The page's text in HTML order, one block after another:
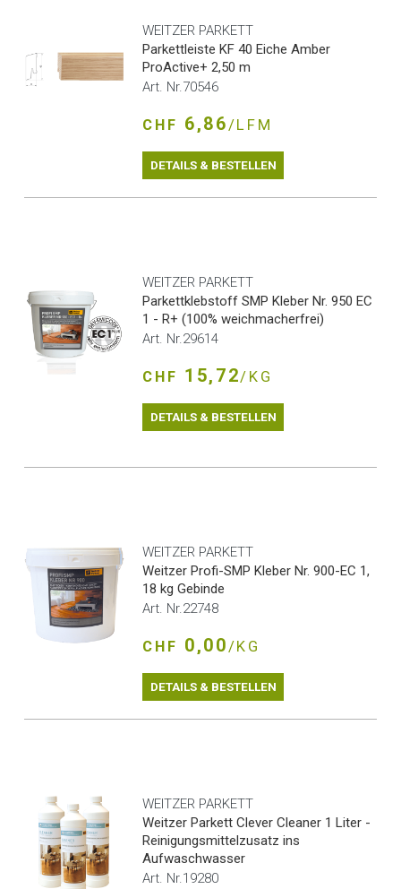
WEITZER PARKETT
Parkettleiste KF 40 Eiche Amber
ProActive+ 2,50 m
Art. Nr.70546
CHF 6,86/LFM
DETAILS & BESTELLEN
WEITZER PARKETT
Parkettklebstoff SMP Kleber Nr. 950 EC
1 - R+ (100% weichmacherfrei)
Art. Nr.29614
CHF 15,72/KG
DETAILS & BESTELLEN
WEITZER PARKETT
Weitzer Profi-SMP Kleber Nr. 900-EC 1,
18 kg Gebinde
Art. Nr.22748
CHF 0,00/KG
DETAILS & BESTELLEN
WEITZER PARKETT
Weitzer Parkett Clever Cleaner 1 Liter -
Reinigungsmittelzusatz ins
Aufwaschwasser
Art. Nr.19280